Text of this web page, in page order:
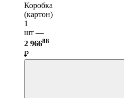
Коробка
(картон)
1
шт —
2 96688
₽